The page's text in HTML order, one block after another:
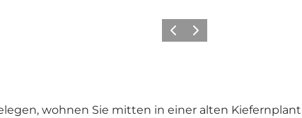
ZurückWeiter
wohnen Sie mitten in einer alten